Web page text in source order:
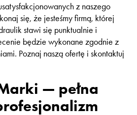
z naszego
się, że jesteśmy firmą, której
stawi się punktualnie i
będzie wykonane zgodnie z
Poznaj naszą ofertę i skontaktuj
— pełna